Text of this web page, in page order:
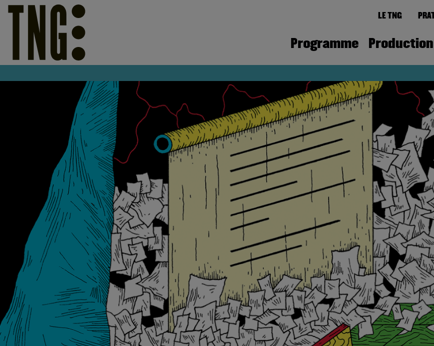
LE TNG
Programme Production